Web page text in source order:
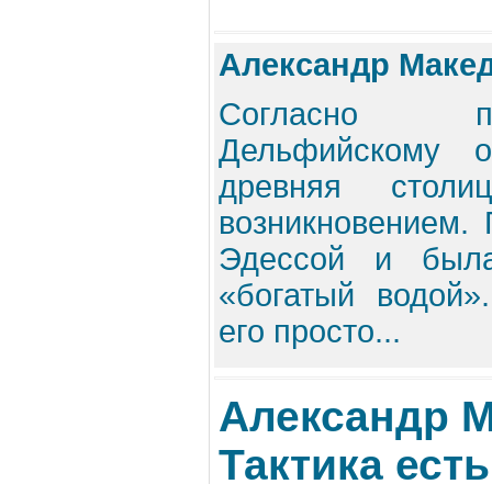
Александр
Согласно
Дельфийскому
древняя
Эдессой и
«богатый
его просто...
Александр
Тактика